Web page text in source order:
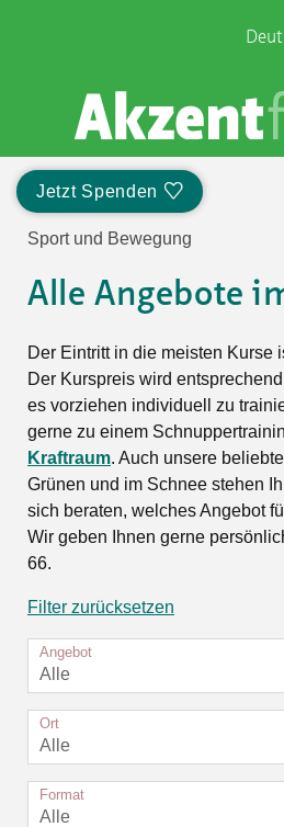
Jetzt Spenden
Sophia Care
Sport und Bewegung
Alle Angebote
Der Eintritt in die meisten Kurse
Der Kurspreis wird
es vorziehen individuell zu
gerne zu einem
Kraftraum. Auch unsere
Grünen und im Schnee stehen
sich beraten, welches Angebot
Wir geben Ihnen gerne
66.
Filter zurücksetzen
Angebot
Alle
Ort
Alle
Format
Alle